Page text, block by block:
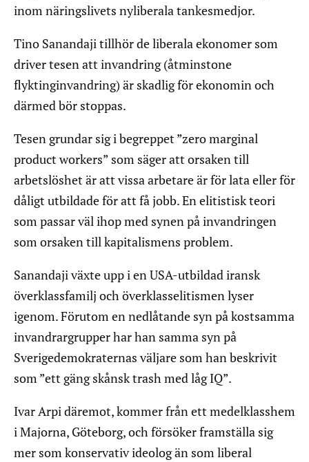
inom näringslivets nyliberala tankesmedjor.
Tino Sanandaji tillhör de liberala ekonomer som
driver tesen att invandring (åtminstone
flyktinginvandring) är skadlig för ekonomin och
därmed bör stoppas.
Tesen grundar sig i begreppet ”zero marginal
product workers” som säger att orsaken till
arbetslöshet är att vissa arbetare är för lata eller för
dåligt utbildade för att få jobb. En elitistisk teori
som passar väl ihop med synen på invandringen
som orsaken till kapitalismens problem.
Sanandaji växte upp i en USA-utbildad iransk
överklassfamilj och överklasselitismen lyser
igenom. Förutom en nedlåtande syn på kostsamma
invandrargrupper har han samma syn på
Sverigedemokraternas väljare som han beskrivit
som ”ett gäng skånsk trash med låg IQ”.
Ivar Arpi däremot, kommer från ett medelklasshem
i Majorna, Göteborg, och försöker framställa sig
mer som konservativ ideolog än som liberal